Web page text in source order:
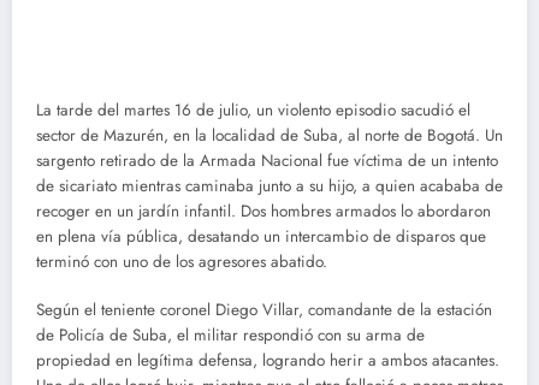
La tarde del martes 16 de julio, un violento episodio sacudió el
sector de Mazurén, en la localidad de Suba, al norte de Bogotá. Un
sargento retirado de la Armada Nacional fue víctima de un intento
de sicariato mientras caminaba junto a su hijo, a quien acababa de
recoger en un jardín infantil. Dos hombres armados lo abordaron
en plena vía pública, desatando un intercambio de disparos que
terminó con uno de los agresores abatido.
Según el teniente coronel Diego Villar, comandante de la estación
de Policía de Suba, el militar respondió con su arma de
propiedad en legítima defensa, logrando herir a ambos atacantes.